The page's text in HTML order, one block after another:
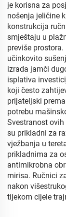
je korisna za
nošenja jeličine
konstrukcija
smještaju u
previše
učinkovito
izrada jamči
isplativa
koji često
prijateljski
potrebu
Svestranost
su prikladni za
vježbanja u
prikladnima za
antimikrobna
mirisa. Ručnici
nakon
tijekom cijele